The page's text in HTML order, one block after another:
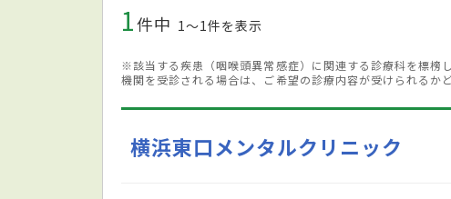
1件中 1〜1件を表示
※該当する疾患（咽喉頭異常感症）に関連する診療科を標榜
機関を受診される場合は、ご希望の診療内容が受けられるか
横浜東口メンタルクリニック